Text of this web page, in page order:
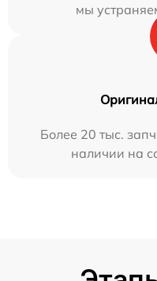
мы
Более 20 тыс.
наличии на